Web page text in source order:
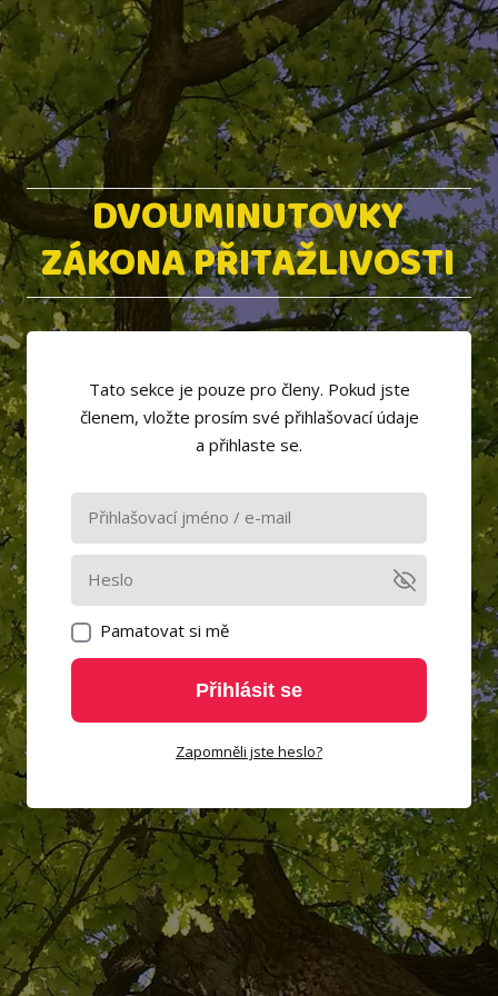
DVOUMINUTOVKY
ZÁKONA PŘITAŽLIVOSTI
Tato sekce je pouze pro členy. Pokud jste
členem, vložte prosím své přihlašovací údaje
a přihlaste se.
Pamatovat si mě
Přihlásit se
Zapomněli jste heslo?